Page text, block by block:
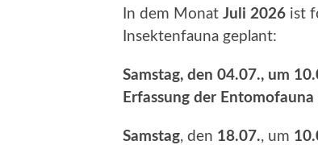
In dem Monat Juli 2026 ist
Insektenfauna geplant:
Samstag, den 04.07., um
Erfassung der Entomofauna
Samstag, den 18.07., um